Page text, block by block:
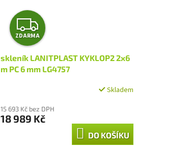
Z
D
A
M
ZDARMA
skleník LANITPLAST KYKLOP2 2x6
m PC 6 mm LG4757
Skladem
15 693 Kč bez DPH
18 989 Kč
DO KOŠÍKU